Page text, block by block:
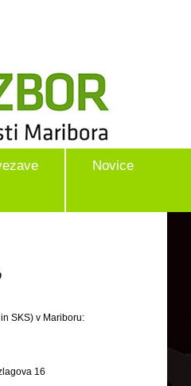
Novice
SKS) v Mariboru:
16